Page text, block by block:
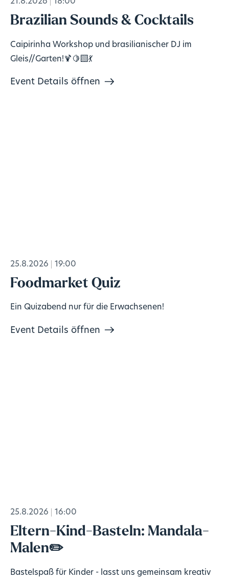
Brazilian Sounds & Cocktails
Caipirinha Workshop und brasilianischer DJ im
Gleis//Garten!🍹🍋‍🟩💃
Event Details öffnen
25.8.2026 19:00
Foodmarket Quiz
Ein Quizabend nur für die Erwachsenen!
Event Details öffnen
25.8.2026 16:00
Eltern-Kind-Basteln: Mandala-
Malen✏️
Bastelspaß für Kinder - lasst uns gemeinsam kreativ